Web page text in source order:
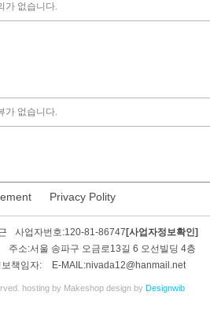
가 없습니다.
가 없습니다.
Privacy Polity
사업자번호:120-81-86747 [사업자정보확인]
주소:서울 송파구 오금로13길 6 오선빌딩 4층
책임자: E-MAIL:nivada12@hanmail.net
hosting by Makeshop design by Designwib